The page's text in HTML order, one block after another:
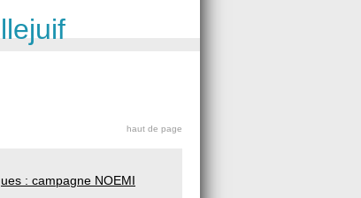
haut de page
: campagne NOEMI